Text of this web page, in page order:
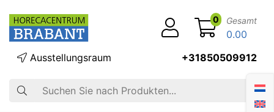
Suche
Ausstellungsraum +31850509912
0 Gesamt
0.00